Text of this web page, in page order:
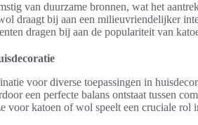
van duurzame bronnen, wat het
draagt bij aan een milieuvriendelijker
dragen bij aan de populariteit van
voor diverse toepassingen in
een perfecte balans ontstaat tussen
voor katoen of wol speelt een cruciale rol